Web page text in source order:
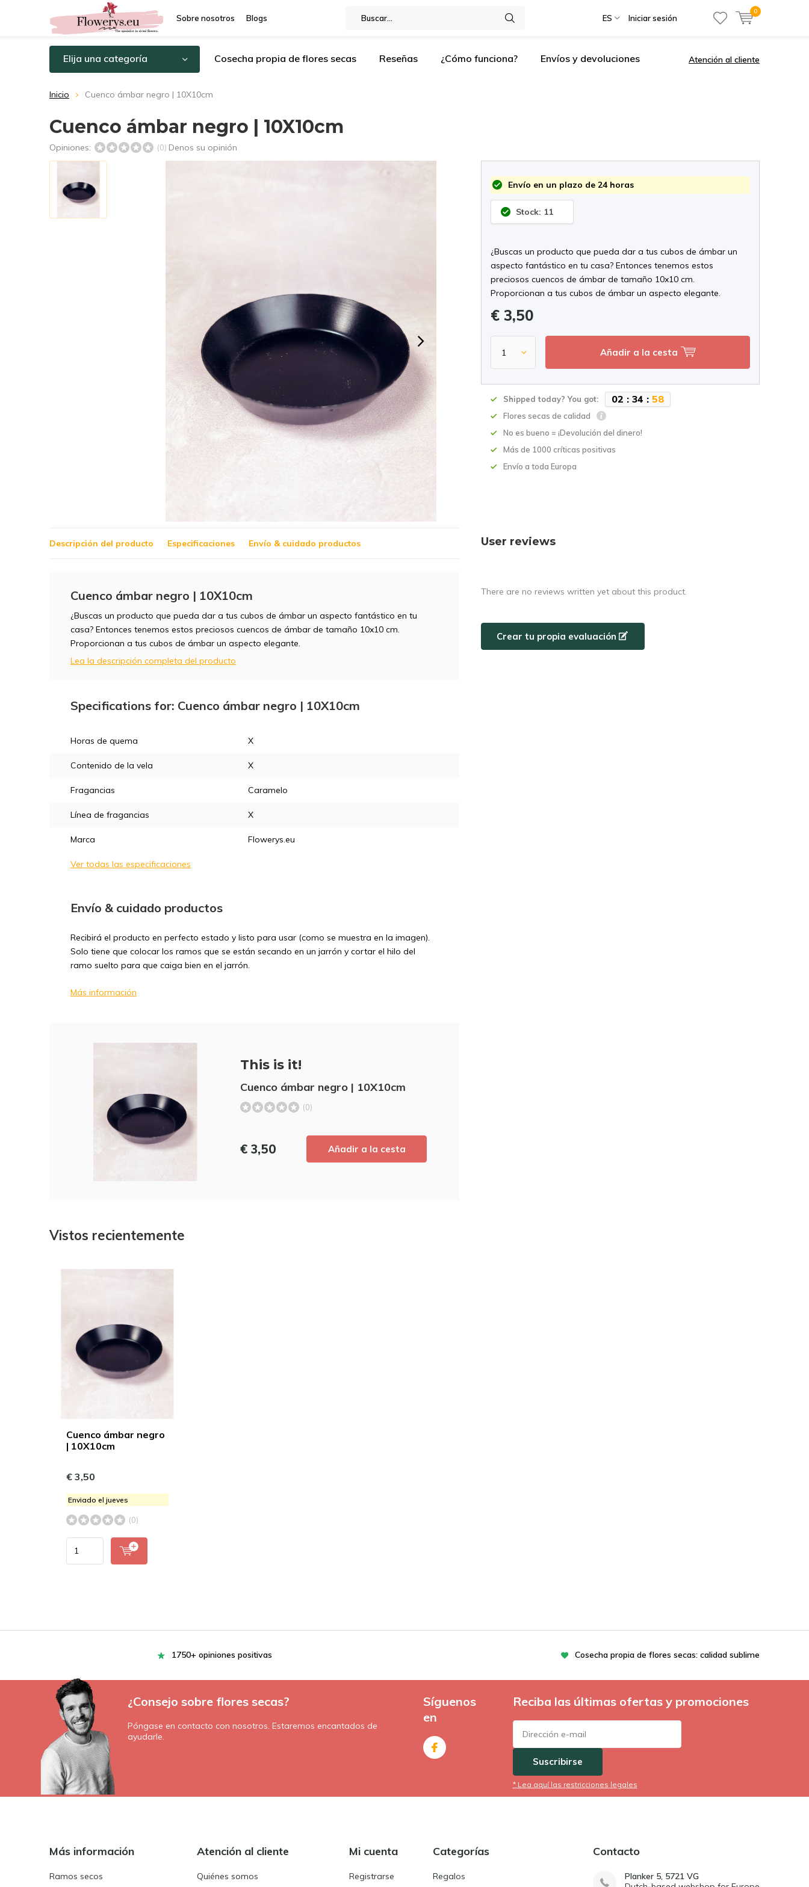
Sobre nosotros Blogs ES Iniciar sesión
0
Elija una categoría Cosecha propia de flores secas Reseñas ¿Cómo funciona? Envíos y devoluciones Atención al cliente
Inicio Cuenco ámbar negro | 10X10cm
Cuenco ámbar negro | 10X10cm
Opiniones: (0) Denos su opinión
Envío en un plazo de 24 horas
Stock: 11
¿Buscas un producto que pueda dar a tus cubos de ámbar un
aspecto fantástico en tu casa? Entonces tenemos estos
preciosos cuencos de ámbar de tamaño 10x10 cm.
Proporcionan a tus cubos de ámbar un aspecto elegante.
€ 3,50
Añadir a la cesta
Shipped today? You got: 02 :34 :57
Flores secas de calidad
No es bueno = ¡Devolución del dinero!
Más de 1000 críticas positivas
Envío a toda Europa
Descripción del producto Especificaciones Envío & cuidado productos
Cuenco ámbar negro | 10X10cm
¿Buscas un producto que pueda dar a tus cubos de ámbar un aspecto fantástico en tu
casa? Entonces tenemos estos preciosos cuencos de ámbar de tamaño 10x10 cm.
Proporcionan a tus cubos de ámbar un aspecto elegante.
Lea la descripción completa del producto
Specifications for: Cuenco ámbar negro | 10X10cm
Horas de quema X
Contenido de la vela X
Fragancias Caramelo
Línea de fragancias X
Marca Flowerys.eu
Ver todas las especificaciones
Envío & cuidado productos
Recibirá el producto en perfecto estado y listo para usar (como se muestra en la imagen).
Solo tiene que colocar los ramos que se están secando en un jarrón y cortar el hilo del
ramo suelto para que caiga bien en el jarrón.
Más información
This is it!
Cuenco ámbar negro | 10X10cm
(0)
€ 3,50 Añadir a la cesta
User reviews
There are no reviews written yet about this product.
Crear tu propia evaluación
Vistos recientemente
Cuenco ámbar negro
| 10X10cm
€ 3,50
Enviado el jueves
(0)
1750+ opiniones positivas Cosecha propia de flores secas: calidad sublime
¿Consejo sobre flores secas?
Póngase en contacto con nosotros. Estaremos encantados de
ayudarle.
Síguenos
en
Reciba las últimas ofertas y promociones
Suscribirse
* Lea aquí las restricciones legales
Más información
Ramos secos
Atención al cliente
Quiénes somos
Mi cuenta
Registrarse
Categorías
Regalos
Contacto
Planker 5, 5721 VG
Suscríbete a nuestro boletín de noticias para estar al día de